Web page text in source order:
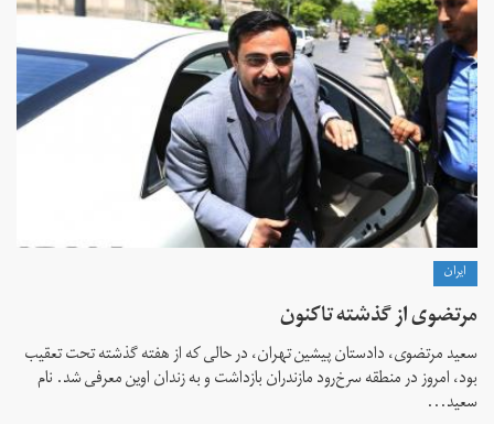
ايران
مرتضوی از گذشته تاکنون
سعید مرتضوی، دادستان پیشین تهران، در حالی که از هفته گذشته تحت تعقیب
بود، امروز در منطقه سرخ‌رود مازندران بازداشت و به زندان اوین معرفی شد. نام
سعید...